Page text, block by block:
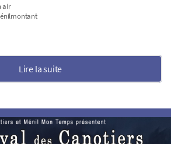
air
Lire la suite